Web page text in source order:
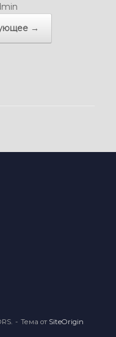
→
Тема от SiteOrigin